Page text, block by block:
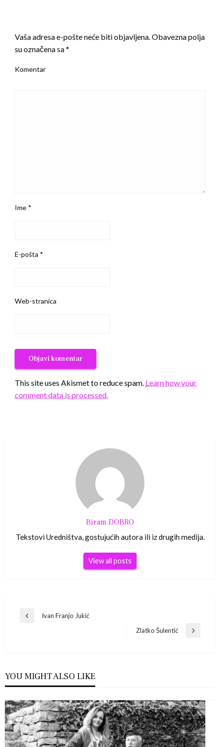
Vaša adresa e-pošte neće biti objavljena.Obavezna polja
su označena sa*
Komentar
Ime *
E-pošta *
Web-stranica
This site uses Akismet to reduce spam. Learn how your
comment data is processed.
Biram DOBRO
Tekstovi Uredništva, gostujućih autora ili iz drugih medija.
View all posts
Navigacija
Previous
Ivan Franjo Jukić
Next
Zlatko Šulentić
YOU MIGHT ALSO LIKE